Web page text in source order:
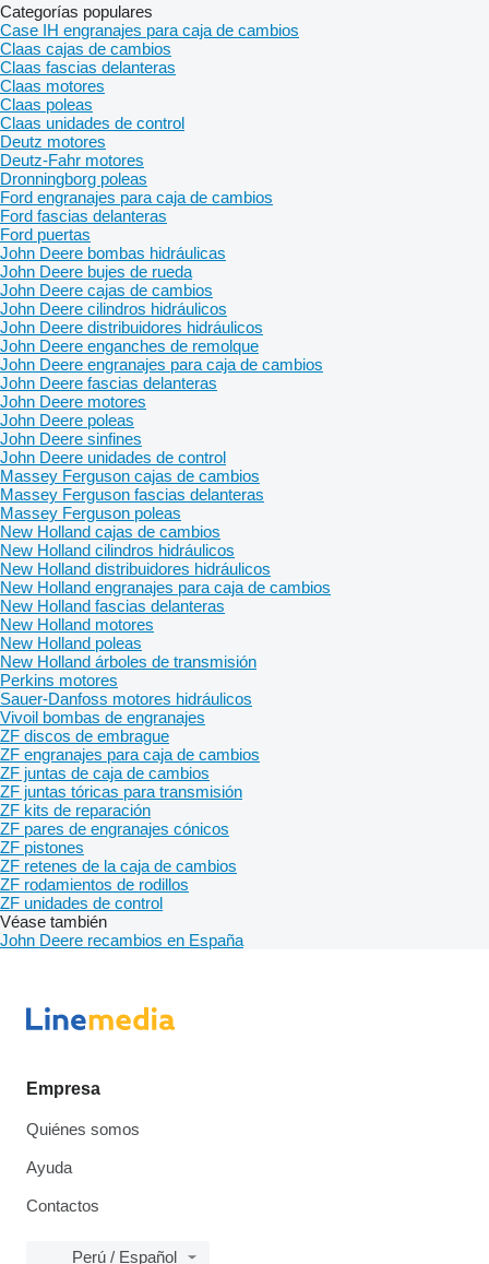
Categorías populares
Case IH engranajes para caja de cambios
Claas cajas de cambios
Claas fascias delanteras
Claas motores
Claas poleas
Claas unidades de control
Deutz motores
Deutz-Fahr motores
Dronningborg poleas
Ford engranajes para caja de cambios
Ford fascias delanteras
Ford puertas
John Deere bombas hidráulicas
John Deere bujes de rueda
John Deere cajas de cambios
John Deere cilindros hidráulicos
John Deere distribuidores hidráulicos
John Deere enganches de remolque
John Deere engranajes para caja de cambios
John Deere fascias delanteras
John Deere motores
John Deere poleas
John Deere sinfines
John Deere unidades de control
Massey Ferguson cajas de cambios
Massey Ferguson fascias delanteras
Massey Ferguson poleas
New Holland cajas de cambios
New Holland cilindros hidráulicos
New Holland distribuidores hidráulicos
New Holland engranajes para caja de cambios
New Holland fascias delanteras
New Holland motores
New Holland poleas
New Holland árboles de transmisión
Perkins motores
Sauer-Danfoss motores hidráulicos
Vivoil bombas de engranajes
ZF discos de embrague
ZF engranajes para caja de cambios
ZF juntas de caja de cambios
ZF juntas tóricas para transmisión
ZF kits de reparación
ZF pares de engranajes cónicos
ZF pistones
ZF retenes de la caja de cambios
ZF rodamientos de rodillos
ZF unidades de control
Véase también
John Deere recambios en España
Empresa
Quiénes somos
Ayuda
Contactos
Perú / Español